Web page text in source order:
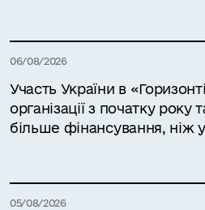
06/08/2026
Участь України в
організації з початку
більше фінансування, ніж
05/08/2026